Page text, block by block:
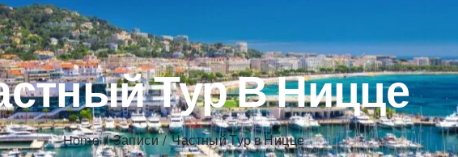
Тур В Ницце
Home Записи Частный Тур в Ницце